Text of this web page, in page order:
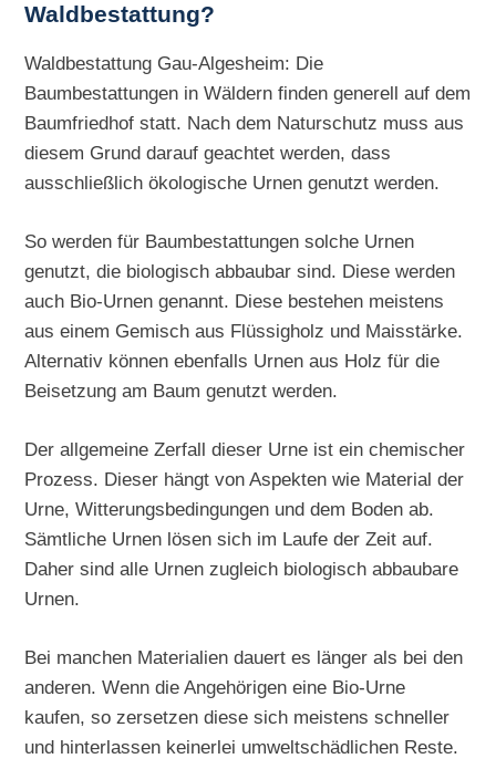
Waldbestattung?
Waldbestattung Gau-Algesheim: Die
Baumbestattungen in Wäldern finden generell auf dem
Baumfriedhof statt. Nach dem Naturschutz muss aus
diesem Grund darauf geachtet werden, dass
ausschließlich ökologische Urnen genutzt werden.
So werden für Baumbestattungen solche Urnen
genutzt, die biologisch abbaubar sind. Diese werden
auch Bio-Urnen genannt. Diese bestehen meistens
aus einem Gemisch aus Flüssigholz und Maisstärke.
Alternativ können ebenfalls Urnen aus Holz für die
Beisetzung am Baum genutzt werden.
Der allgemeine Zerfall dieser Urne ist ein chemischer
Prozess. Dieser hängt von Aspekten wie Material der
Urne, Witterungsbedingungen und dem Boden ab.
Sämtliche Urnen lösen sich im Laufe der Zeit auf.
Daher sind alle Urnen zugleich biologisch abbaubare
Urnen.
Bei manchen Materialien dauert es länger als bei den
anderen. Wenn die Angehörigen eine Bio-Urne
kaufen, so zersetzen diese sich meistens schneller
und hinterlassen keinerlei umweltschädlichen Reste.